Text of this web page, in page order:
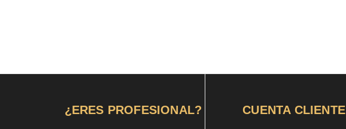
¿ERES PROFESIONAL? CUENTA CLIENTE